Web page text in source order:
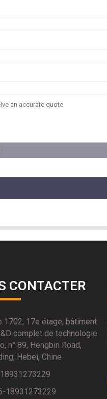
CONTACTER
1702, 17e étage, bâtiment
complet de technologie
n° 89, Hengbin Road,
Hebei, Chine
18931273229